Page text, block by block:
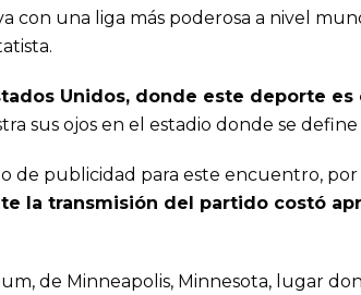
con una liga más poderosa a nivel
Unidos, donde este deporte
sus ojos en el estadio donde se
de publicidad para este encuentro,
la transmisión del partido costó
de Minneapolis, Minnesota, lugar